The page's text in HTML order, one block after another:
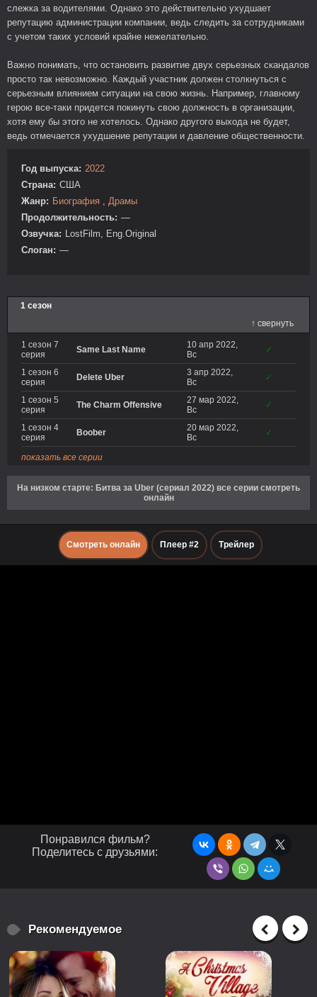
слежка за водителями. Однако это действительно ухудшает
репутацию администрации компании, ведь следить за сотрудниками
с учетом таких условий крайне нежелательно.
Важно понимать, что остановить развитие двух серьезных скандалов
просто так невозможно. Каждый участник должен столкнуться с
серьезным влиянием ситуации на свою жизнь. Например, главному
герою все-таки придется покинуть свою должность в организации,
хотя ему бы этого не хотелось. Однако другого выхода не будет,
ведь отмечается ухудшение репутации и давление общественности.
Год выпуска: 2022
Страна: США
Жанр: Биография , Драмы
Продолжительность: —
Озвучка: LostFilm, Eng.Original
Слоган: —
1 сезон
↑ свернуть
1 сезон 7
серия
Same Last Name
10 апр 2022,
Вс
✓
1 сезон 6
серия
Delete Uber
3 апр 2022,
Вс
✓
1 сезон 5
серия
The Charm Offensive
27 мар 2022,
Вс
✓
1 сезон 4
серия
Boober
20 мар 2022,
Вс
✓
показать все серии
На низком старте: Битва за Uber (сериал 2022) все серии смотреть
онлайн
Смотреть онлайн Плеер #2 Трейлер
Понравился фильм?
Поделитесь с друзьями:
Рекомендуемое